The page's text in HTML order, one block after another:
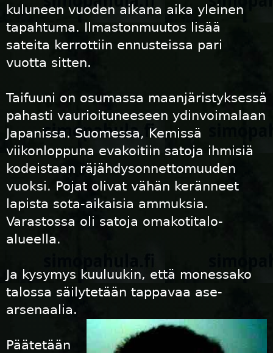
kuluneen vuoden aikana aika yleinen
tapahtuma. Ilmastonmuutos lisää
sateita kerrottiin ennusteissa pari
vuotta sitten.
Taifuuni on osumassa maanjäristyksessä
pahasti vaurioituneeseen ydinvoimalaan
Japanissa. Suomessa, Kemissä
viikonloppuna evakoitiin satoja ihmisiä
kodeistaan räjähdysonnettomuuden
vuoksi. Pojat olivat vähän keränneet
lapista sota-aikaisia ammuksia.
Varastossa oli satoja omakotitalo-
alueella.
Ja kysymys kuuluukin, että monessako
talossa säilytetään tappavaa ase-
arsenaalia.
Päätetään